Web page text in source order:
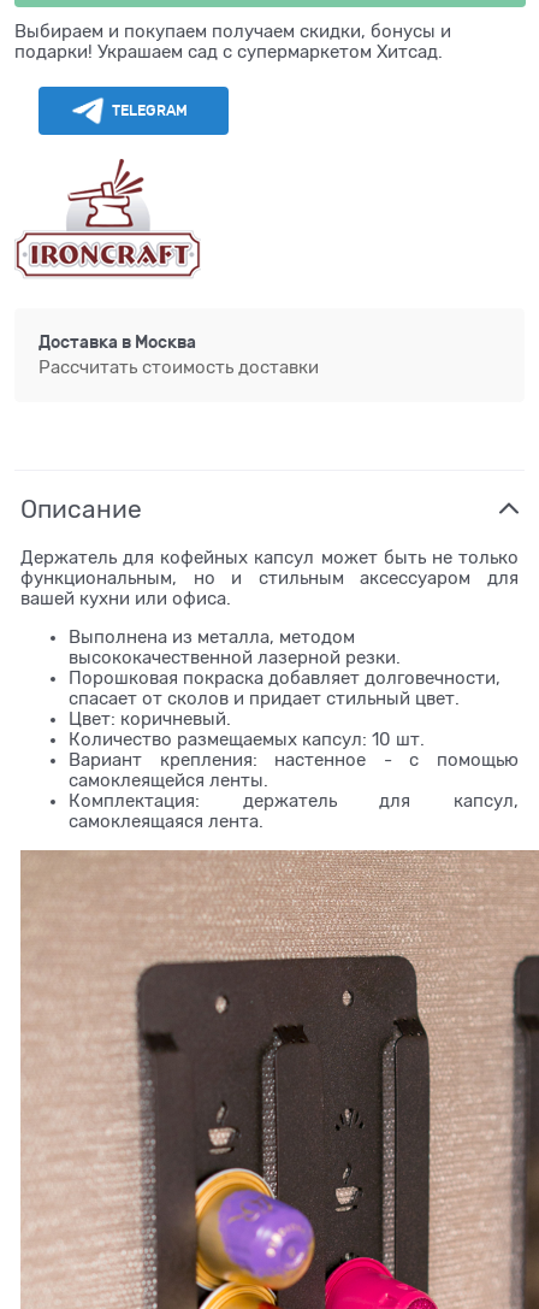
Выбираем и покупаем получаем скидки, бонусы и
подарки! Украшаем сад с супермаркетом Хитсад.
TELEGRAM
Доставка в Москва
Рассчитать стоимость доставки
Описание
Держатель для кофейных капсул может быть не только
функциональным, но и стильным аксессуаром для
вашей кухни или офиса.
Выполнена из металла, методом
высококачественной лазерной резки.
Порошковая покраска добавляет долговечности,
спасает от сколов и придает стильный цвет.
Цвет: коричневый.
Количество размещаемых капсул: 10 шт.
Вариант крепления: настенное - с помощью
самоклеящейся ленты.
Комплектация: держатель для капсул,
самоклеящаяся лента.